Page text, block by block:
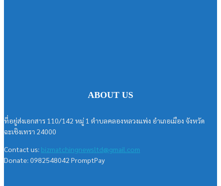
ABOUT US
ที่อยู่ส่งเอกสาร 110/142 หมู่ 1 ตำบลคลองหลวงแพ่ง อำเภอเมือง จังหวัด
ฉะเชิงเทรา 24000
Contact us: bizmatchingnewsltd@gmail.com
Donate: 0982548042 PromptPay